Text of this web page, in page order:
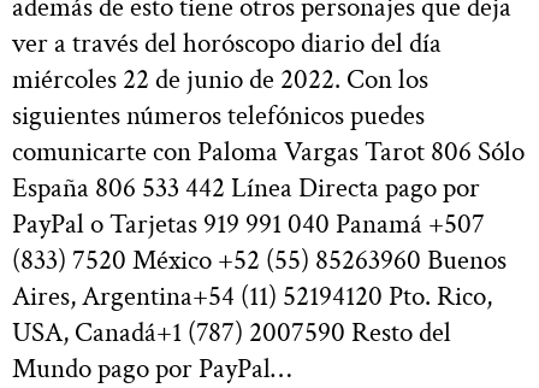
ver a través del horóscopo diario del día
miércoles 22 de junio de 2022. Con los
siguientes números telefónicos puedes
comunicarte con Paloma Vargas Tarot 806 Sólo
España 806 533 442 Línea Directa pago por
PayPal o Tarjetas 919 991 040 Panamá +507
(833) 7520 México +52 (55) 85263960 Buenos
Aires, Argentina+54 (11) 52194120 Pto. Rico,
USA, Canadá+1 (787) 2007590 Resto del
Mundo pago por PayPal…